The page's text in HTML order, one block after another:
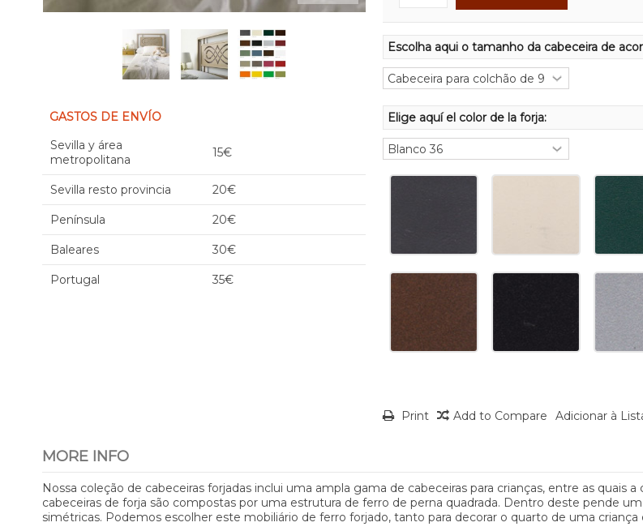
GASTOS DE ENVÍO
Sevilla y área
metropolitana
15€
Sevilla resto provincia 20€
Península 20€
Baleares 30€
Portugal 35€
Escolha aqui o tamanho da cabeceira de
Elige aquí el color de la forja:
Print Add to Compare Adicionar à
MORE INFO
Nossa coleção de cabeceiras forjadas inclui uma ampla gama de cabeceiras para crianças, entre as quais
cabeceiras de forja são compostas por uma estrutura de ferro de perna quadrada. Dentro deste pende
simétricas. Podemos escolher este mobiliário de ferro forjado, tanto para decorar o quarto de uma